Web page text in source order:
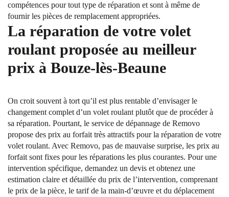
compétences pour tout type de réparation et sont à même de
fournir les pièces de remplacement appropriées.
La réparation de votre volet
roulant proposée au meilleur
prix à Bouze-lès-Beaune
On croit souvent à tort qu’il est plus rentable d’envisager le
changement complet d’un volet roulant plutôt que de procéder à
sa réparation. Pourtant, le service de dépannage de Removo
propose des prix au forfait très attractifs pour la réparation de votre
volet roulant. Avec Removo, pas de mauvaise surprise, les prix au
forfait sont fixes pour les réparations les plus courantes. Pour une
intervention spécifique, demandez un devis et obtenez une
estimation claire et détaillée du prix de l’intervention, comprenant
le prix de la pièce, le tarif de la main-d’œuvre et du déplacement